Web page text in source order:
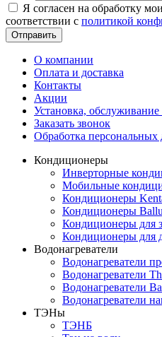
Я согласен на обработку
соответствии с политикой
Отправить
О компании
Оплата и доставка
Контакты
Акции
Установка,
Заказать звонок
Обработка
Кондиционеры
Инверторные
Мобильные
Кондиционеры
Кондиционеры Ballu
Кондиционеры для
Кондиционеры для
Водонагреватели
Водонагреватели
Водонагреватели
Водонагреватели
Водонагреватели
ТЭНы
ТЭНБ